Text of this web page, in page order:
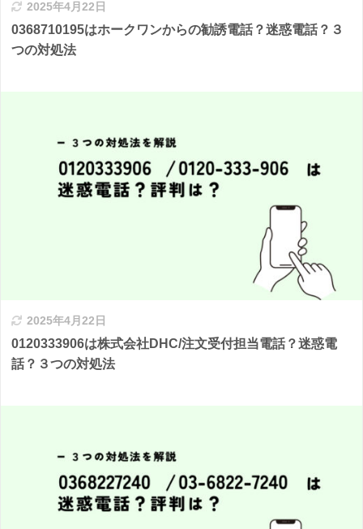
2025年4月22日
0368710195はホークワンからの勧誘電話？迷惑電話？３
つの対処法
2025年4月22日
0120333906は株式会社DHC/注文受付担当電話？迷惑電
話？３つの対処法